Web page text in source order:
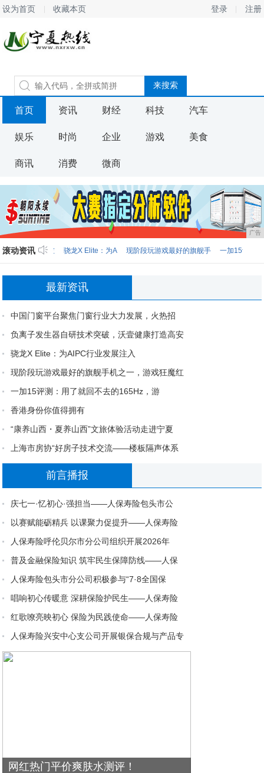
设为首页 收藏本页 登录 注册
首页 资讯 财经 科技 汽车
娱乐 时尚 企业 游戏 美食
商讯 消费 微商
广告
滚动资讯 骁龙X Elite：为A 现阶段玩游戏最好的旗舰手 一加15评测：用
“康养山西・夏养山西”文
人保寿险呼伦贝尔市分公司 普及金融保险知识 筑牢民 人保寿险
最新资讯
​中国门窗平台聚焦门窗行业大力发展，火热招
负离子发生器自研技术突破，沃壹健康打造高安
骁龙X Elite：为AIPC行业发展注入
现阶段玩游戏最好的旗舰手机之一，游戏狂魔红
一加15评测：用了就回不去的165Hz，游
香港身份你值得拥有
“康养山西・夏养山西”文旅体验活动走进宁夏
上海市房协“好房子技术交流——楼板隔声体系
前言播报
庆七一·忆初心·强担当——人保寿险包头市公
以赛赋能砺精兵 以课聚力促提升——人保寿险
人保寿险呼伦贝尔市分公司组织开展2026年
普及金融保险知识 筑牢民生保障防线——人保
人保寿险包头市分公司积极参与“7·8全国保
唱响初心传暖意 深耕保险护民生——人保寿险
红歌嘹亮映初心 保险为民践使命——人保寿险
人保寿险兴安中心支公司开展银保合规与产品专
网红热门平价爽肤水测评！